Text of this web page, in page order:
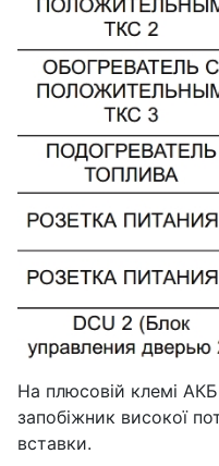
На плюсовій клемі
запобіжник високої
вставки.